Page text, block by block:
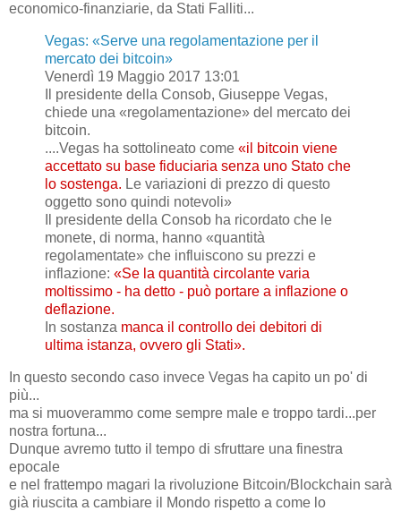
economico-finanziarie, da Stati Falliti...
Vegas: «Serve una regolamentazione per il
mercato dei bitcoin»
Venerdì 19 Maggio 2017 13:01
Il presidente della Consob, Giuseppe Vegas,
chiede una «regolamentazione» del mercato dei
bitcoin.
....Vegas ha sottolineato come «il bitcoin viene
accettato su base fiduciaria senza uno Stato che
lo sostenga. Le variazioni di prezzo di questo
oggetto sono quindi notevoli»
Il presidente della Consob ha ricordato che le
monete, di norma, hanno «quantità
regolamentate» che influiscono su prezzi e
inflazione: «Se la quantità circolante varia
moltissimo - ha detto - può portare a inflazione o
deflazione.
In sostanza manca il controllo dei debitori di
ultima istanza, ovvero gli Stati».
In questo secondo caso invece Vegas ha capito un po' di
più...
ma si muoverammo come sempre male e troppo tardi...per
nostra fortuna...
Dunque avremo tutto il tempo di sfruttare una finestra
epocale
e nel frattempo magari la rivoluzione Bitcoin/Blockchain sarà
già riuscita a cambiare il Mondo rispetto a come lo